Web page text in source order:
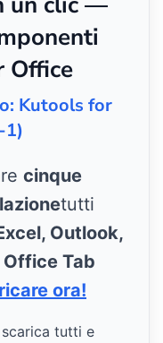
Office
Kutools for
1)
cinque
tutti
Outlook,
Office Tab
ora!
scarica tutti e